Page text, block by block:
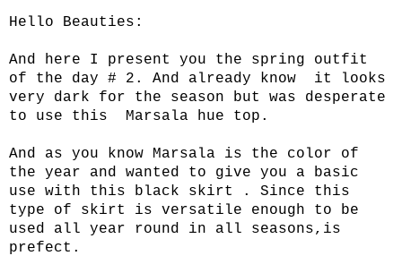
Hello Beauties:
And here I present you the spring outfit
of the day # 2. And already know it looks
very dark for the season but was desperate
to use this Marsala hue top.
And as you know Marsala is the color of
the year and wanted to give you a basic
use with this black skirt . Since this
type of skirt is versatile enough to be
used all year round in all seasons,is
prefect.